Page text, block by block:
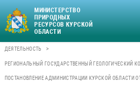
МИНИСТЕРСТВО
ПРИРОДНЫХ
РЕСУРСОВ КУРСКОЙ
ОБЛАСТИ
ДЕЯТЕЛЬНОСТЬ >
РЕГИОНАЛЬНЫЙ ГОСУДАРСТВЕННЫЙ ГЕОЛОГИЧЕСКИЙ
ПОСТАНОВЛЕНИЕ АДМИНИСТРАЦИИ КУРСКОЙ ОБЛАСТИ